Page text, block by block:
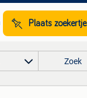
Plaats zoekertje
Zoek